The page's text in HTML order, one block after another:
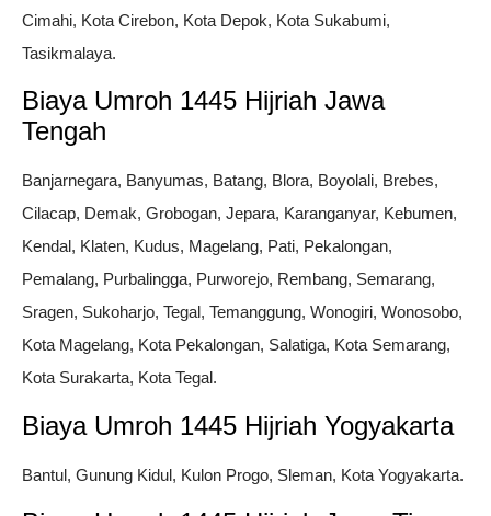
Cimahi, Kota Cirebon, Kota Depok, Kota Sukabumi,
Tasikmalaya.
Biaya Umroh 1445 Hijriah Jawa
Tengah
Banjarnegara, Banyumas, Batang, Blora, Boyolali, Brebes,
Cilacap, Demak, Grobogan, Jepara, Karanganyar, Kebumen,
Kendal, Klaten, Kudus, Magelang, Pati, Pekalongan,
Pemalang, Purbalingga, Purworejo, Rembang, Semarang,
Sragen, Sukoharjo, Tegal, Temanggung, Wonogiri, Wonosobo,
Kota Magelang, Kota Pekalongan, Salatiga, Kota Semarang,
Kota Surakarta, Kota Tegal.
Biaya Umroh 1445 Hijriah Yogyakarta
Bantul, Gunung Kidul, Kulon Progo, Sleman, Kota Yogyakarta.